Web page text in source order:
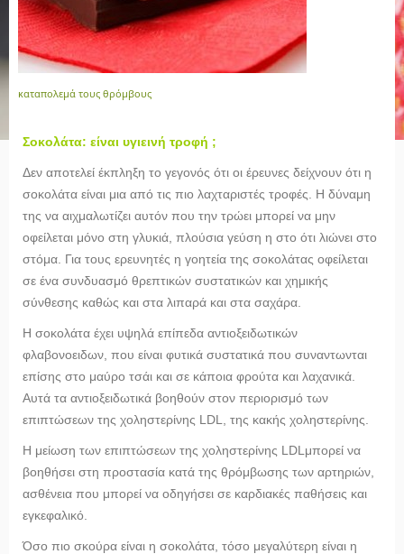
καταπολεμά τους θρόμβους
Σοκολάτα: είναι υγιεινή τροφή ;
Δεν αποτελεί έκπληξη το γεγονός ότι οι έρευνες δείχνουν ότι η
σοκολάτα είναι μια από τις πιο λαχταριστές τροφές. Η δύναμη
της να αιχμαλωτίζει αυτόν που την τρώει μπορεί να μην
οφείλεται μόνο στη γλυκιά, πλούσια γεύση η στο ότι λιώνει στο
στόμα. Για τους ερευνητές η γοητεία της σοκολάτας οφείλεται
σε ένα συνδυασμό θρεπτικών συστατικών και χημικής
σύνθεσης καθώς και στα λιπαρά και στα σαχάρα.
Η σοκολάτα έχει υψηλά επίπεδα αντιοξειδωτικών
φλαβονοειδων, που είναι φυτικά συστατικά που συναντωνται
επίσης στο μαύρο τσάι και σε κάποια φρούτα και λαχανικά.
Αυτά τα αντιοξειδωτικά βοηθούν στον περιορισμό των
επιπτώσεων της χοληστερίνης LDL , της κακής χοληστερίνης.
Η μείωση των επιπτώσεων της χοληστερίνης LDL μπορεί να
βοηθήσει στη προστασία κατά της θρόμβωσης των αρτηριών,
ασθένεια που μπορεί να οδηγήσει σε καρδιακές παθήσεις και
εγκεφαλικό.
Όσο πιο σκούρα είναι η σοκολάτα, τόσο μεγαλύτερη είναι η